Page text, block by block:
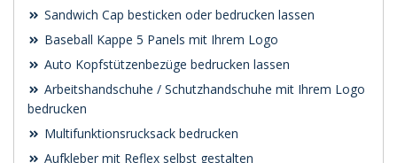
Sandwich Cap besticken oder bedrucken lassen
Baseball Kappe 5 Panels mit Ihrem Logo
Auto Kopfstützenbezüge bedrucken lassen
Arbeitshandschuhe / Schutzhandschuhe mit Ihrem Logo
bedrucken
Multifunktionsrucksack bedrucken
Aufkleber mit Reflex selbst gestalten